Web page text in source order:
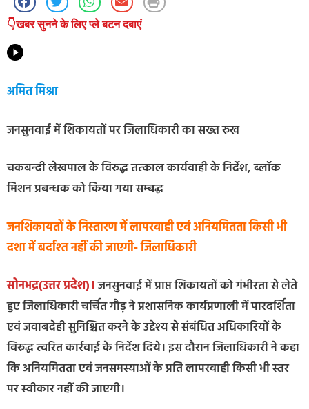
👇खबर सुनने के लिए प्ले बटन दबाएं
अमित मिश्रा
जनसुनवाई में शिकायतों पर जिलाधिकारी का सख्त रुख
चकबन्दी लेखपाल के विरुद्ध तत्काल कार्यवाही के निर्देश, ब्लॉक
मिशन प्रबन्धक को किया गया सम्बद्ध
जनशिकायतों के निस्तारण में लापरवाही एवं अनियमितता किसी भी
दशा में बर्दाश्त नहीं की जाएगी- जिलाधिकारी
सोनभद्र(उत्तर प्रदेश)।जनसुनवाई में प्राप्त शिकायतों को गंभीरता से लेते
हुए जिलाधिकारी चर्चित गौड़ ने प्रशासनिक कार्यप्रणाली में पारदर्शिता
एवं जवाबदेही सुनिश्चित करने के उद्देश्य से संबंधित अधिकारियों के
विरुद्ध त्वरित कार्रवाई के निर्देश दिये। इस दौरान जिलाधिकारी ने कहा
कि अनियमितता एवं जनसमस्याओं के प्रति लापरवाही किसी भी स्तर
पर स्वीकार नहीं की जाएगी।